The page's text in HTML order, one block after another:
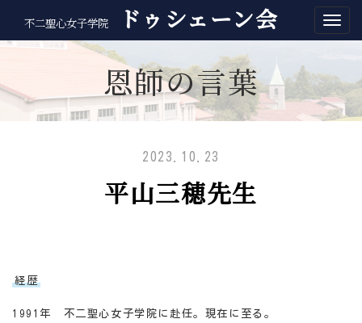
不二聖心女子学院 ドゥシェーン会
恩師の言葉
2023.10.23
平山三穂先生
経歴
1991年 不二聖心女子学院に赴任。現在に至る。